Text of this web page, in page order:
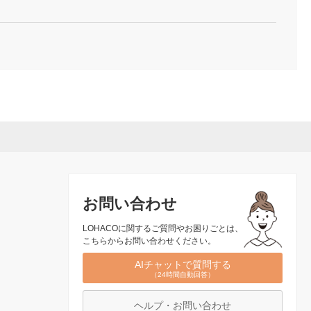
お問い合わせ
LOHACOに関するご質問やお困りごとは、
こちらからお問い合わせください。
AIチャットで質問する
（24時間自動回答）
ヘルプ・お問い合わせ